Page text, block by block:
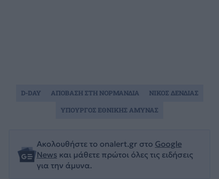
Ακολουθήστε το onalert.gr στο Google
News και μάθετε πρώτοι όλες τις ειδήσεις
για την άμυνα.
D-DAY ΑΠΟΒΑΣΗ ΣΤΗ ΝΟΡΜΑΝΔΙΑ
ΝΙΚΟΣ ΔΕΝΔΙΑΣ
ΥΠΟΥΡΓΟΣ ΕΘΝΙΚΗΣ ΑΜΥΝΑΣ